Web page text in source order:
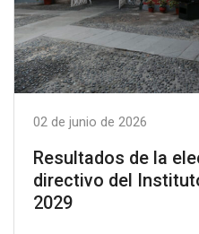
02 de junio de 2026
Resultados de la
directivo del
2029